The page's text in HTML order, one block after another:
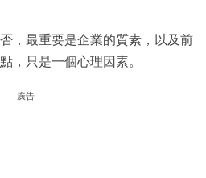
，最重要是企業的質素，以及前
，只是一個心理因素。
廣告